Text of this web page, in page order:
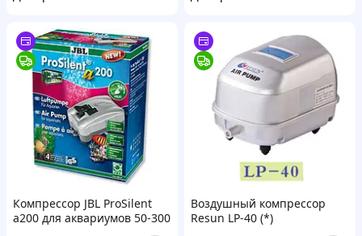
Компрессор JBL ProSilent
a200 для аквариумов 50-300
Воздушный компрессор
Resun LP-40 (*)